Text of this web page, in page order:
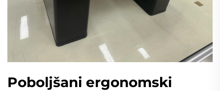
Poboljšani ergonomski